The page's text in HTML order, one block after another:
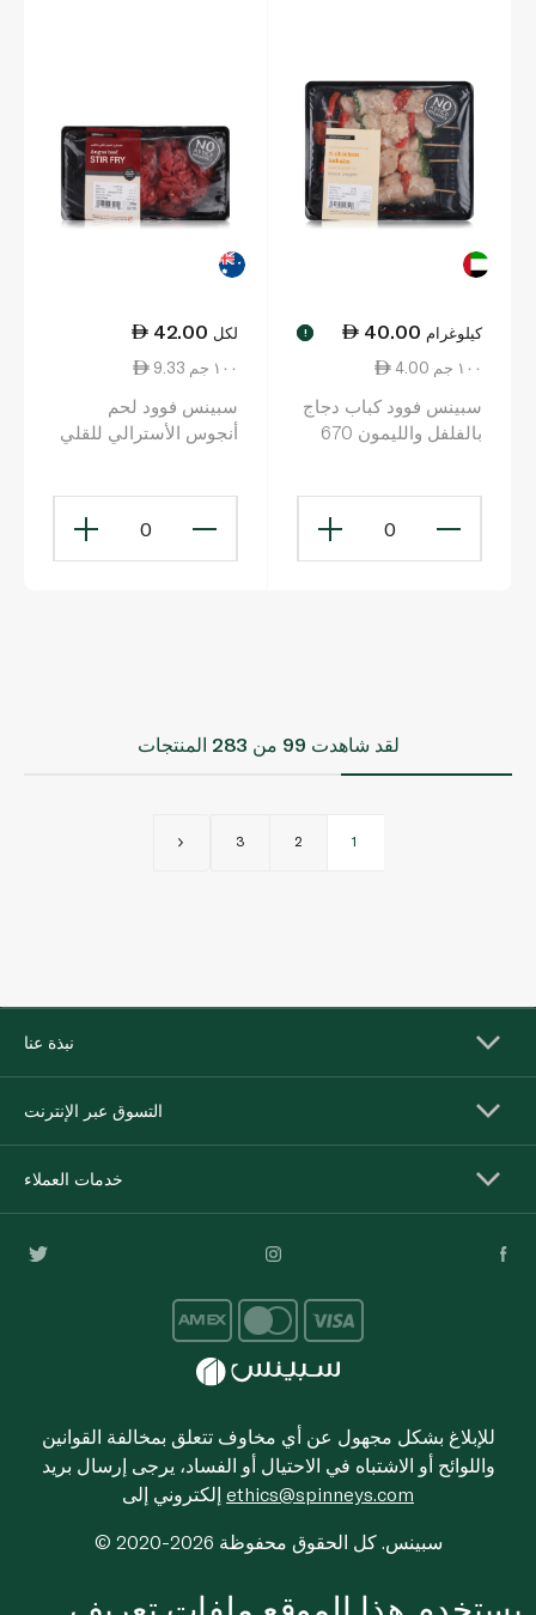
40.00 كيلوغرام !
4.00 ١٠٠ جم
سبينس فوود كباب دجاج
بالفلفل والليمون 670
0
42.00 لكل
9.33 ١٠٠ جم
سبينس فوود لحم
أنجوس الأسترالي للقلي
0
لقد شاهدت 99 من 283 المنتجات
1
2
3
نبذة عنا
التسوق عبر الإنترنت
خدمات العملاء
للإبلاغ بشكل مجهول عن أي مخاوف تتعلق بمخالفة القوانين
واللوائح أو الاشتباه في الاحتيال أو الفساد، يرجى إرسال بريد
ethics@spinneys.com
© 2020-2026 سبينس. كل الحقوق محفوظة